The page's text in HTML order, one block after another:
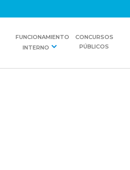
FUNCIONAMIENTO
INTERNO
CONCURSOS
PÚBLICOS